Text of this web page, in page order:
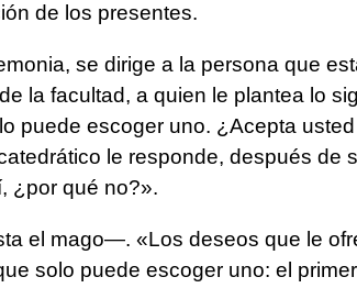
de los presentes.
se dirige a la persona que
la facultad, a quien le plantea lo
puede escoger uno. ¿Acepta
le responde, después de
¿por qué no?».
el mago—. «Los deseos que le
solo puede escoger uno: el